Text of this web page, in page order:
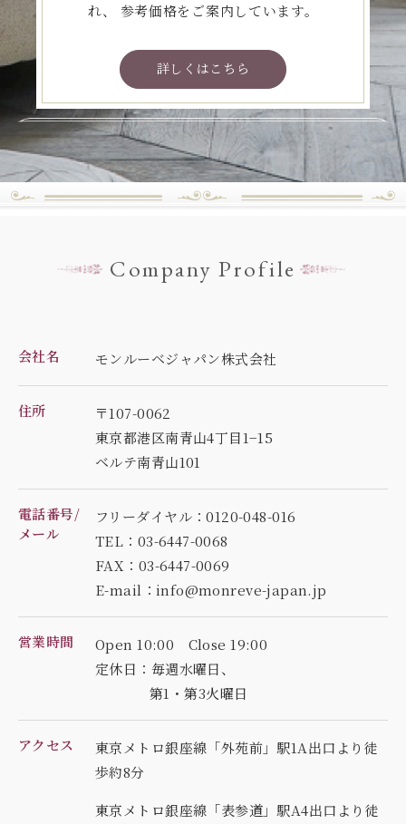
れ、
参考価格をご案内しています。
詳しくはこちら
Company Profile
会社名 モンルーベジャパン株式会社
住所
〒107-0062
東京都港区南青山4丁目1−15
ベルテ南青山101
電話番号/
メール
フリーダイヤル：0120-048-016
TEL：03-6447-0068
FAX：03-6447-0069
E-mail：info@monreve-japan.jp
営業時間
Open 10:00 Close 19:00
定休日：毎週水曜日、
第1・第3火曜日
アクセス
東京メトロ銀座線「外苑前」駅1A出口より徒
歩約8分
東京メトロ銀座線「表参道」駅A4出口より徒